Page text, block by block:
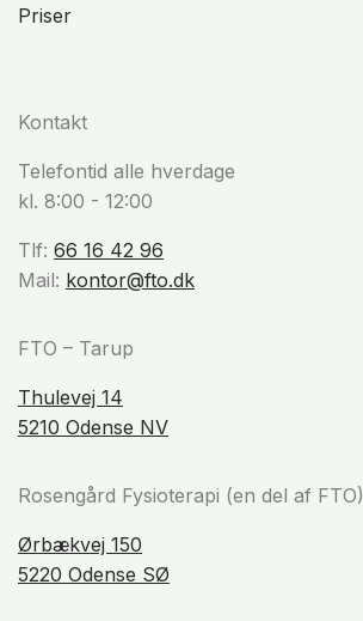
Priser
Kontakt
Telefontid alle hverdage
kl. 8:00 - 12:00
Tlf: 66 16 42 96
Mail: kontor@fto.dk
FTO – Tarup
Thulevej 14
5210 Odense NV
Rosengård Fysioterapi (en del af FTO)
Ørbækvej 150
5220 Odense SØ